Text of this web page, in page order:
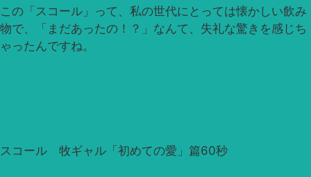
この「スコール」って、私の世代にとっては懐かしい飲み
物で、「まだあったの！？」なんて、失礼な驚きを感じち
ゃったんですね。
スコール 牧ギャル「初めての愛」篇60秒